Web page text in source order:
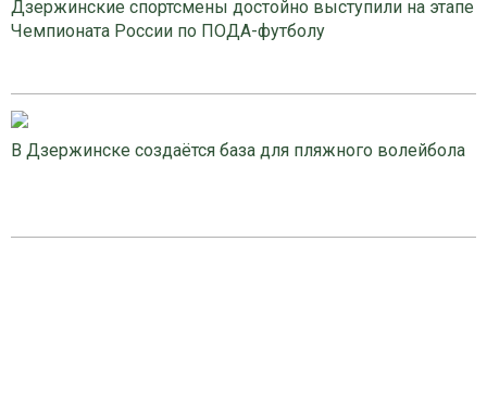
Дзержинские спортсмены достойно выступили на этапе
Чемпионата России по ПОДА-футболу
В Дзержинске создаётся база для пляжного волейбола